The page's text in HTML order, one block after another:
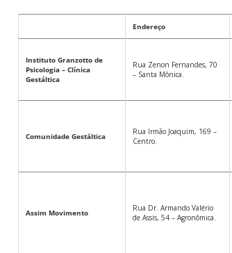
Endereço
Instituto Granzotto de
Psicologia – Clínica
Gestáltica
Rua Zenon Fernandes, 70
– Santa Mônica.
Comunidade Gestáltica
Rua Irmão Joaquim, 169 –
Centro.
Assim Movimento
Rua Dr. Armando Valério
de Assis, 54 – Agronômica.